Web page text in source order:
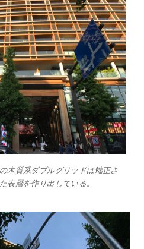
木質系ダブルグリッドは端正さ
表層を作り出している。